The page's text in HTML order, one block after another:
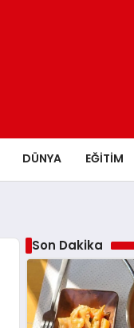
DÜNYA EĞITIM
Son Dakika